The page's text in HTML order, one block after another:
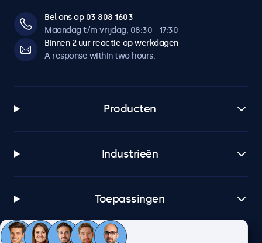
Bel ons op 03 808 1603
Maandag t/m vrijdag, 08:30 - 17:30
Binnen 2 uur reactie op werkdagen
A response within two hours.
Producten
Industrieën
Toepassingen